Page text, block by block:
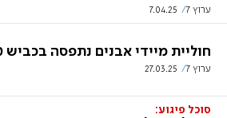
ערוץ 7 7.04.25
חוליית מיידי אבנים נתפסה בכביש 60
ערוץ 7 27.03.25
‏סוכל פיגוע: